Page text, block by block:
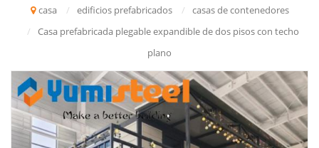
casa / edificios prefabricados /
casas de contenedores
/
Casa prefabricada plegable expandible de dos pisos con techo
plano